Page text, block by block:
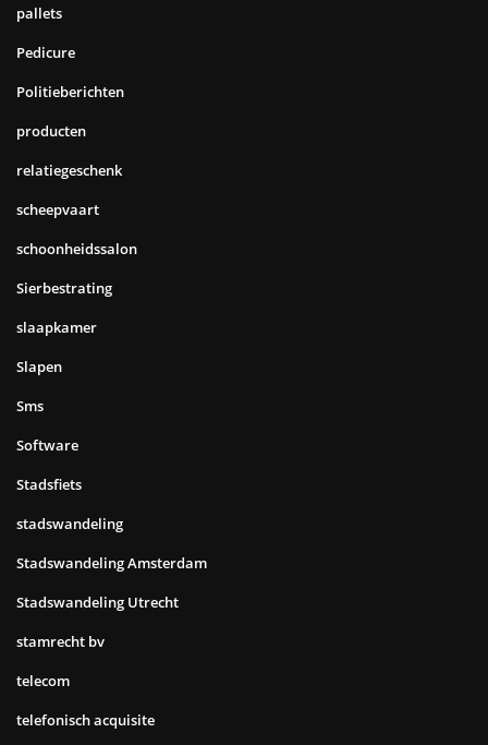
pallets
Pedicure
Politieberichten
producten
relatiegeschenk
scheepvaart
schoonheidssalon
Sierbestrating
slaapkamer
Slapen
Sms
Software
Stadsfiets
stadswandeling
Stadswandeling Amsterdam
Stadswandeling Utrecht
stamrecht bv
telecom
telefonisch acquisite